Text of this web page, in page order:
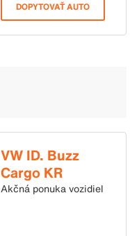
DOPYTOVAŤ AUTO
VW ID. Buzz
Cargo KR
125kW, 85kWh
Akčná ponuka vozidiel